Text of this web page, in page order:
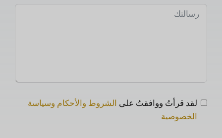
لقد قرأتُ ووافقتُ على الشروط والأحكام وسياسة
الخصوصية